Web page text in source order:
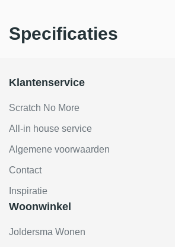
Specificaties
Klantenservice
Scratch No More
All-in house service
Algemene voorwaarden
Contact
Inspiratie
Woonwinkel
Joldersma Wonen